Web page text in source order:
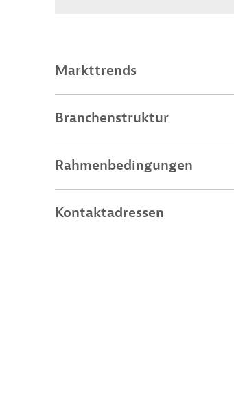
Markttrends
Branchenstruktur
Rahmenbedingungen
Kontaktadressen